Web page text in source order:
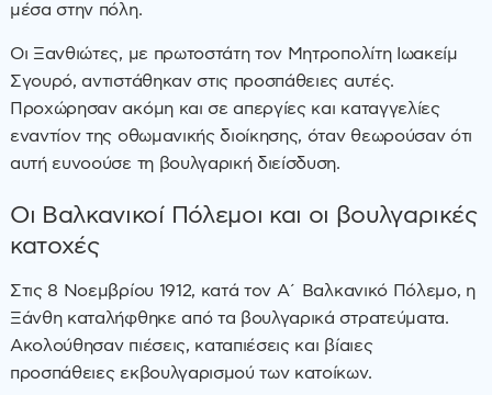
μέσα στην πόλη.
Οι Ξανθιώτες, με πρωτοστάτη τον Μητροπολίτη Ιωακείμ
Σγουρό, αντιστάθηκαν στις προσπάθειες αυτές.
Προχώρησαν ακόμη και σε απεργίες και καταγγελίες
εναντίον της οθωμανικής διοίκησης, όταν θεωρούσαν ότι
αυτή ευνοούσε τη βουλγαρική διείσδυση.
Οι Βαλκανικοί Πόλεμοι και οι βουλγαρικές
κατοχές
Στις 8 Νοεμβρίου 1912, κατά τον Α΄ Βαλκανικό Πόλεμο, η
Ξάνθη καταλήφθηκε από τα βουλγαρικά στρατεύματα.
Ακολούθησαν πιέσεις, καταπιέσεις και βίαιες
προσπάθειες εκβουλγαρισμού των κατοίκων.